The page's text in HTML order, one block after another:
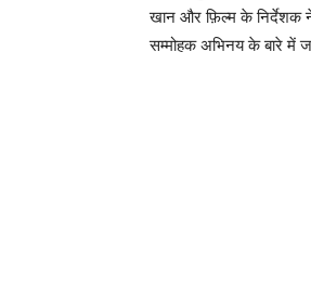
खान और फ़िल्म के निर्देशक
सम्मोहक अभिनय के बारे में